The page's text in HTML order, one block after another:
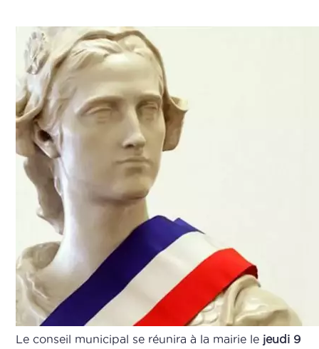
Le conseil municipal se réunira à la mairie le jeudi 9